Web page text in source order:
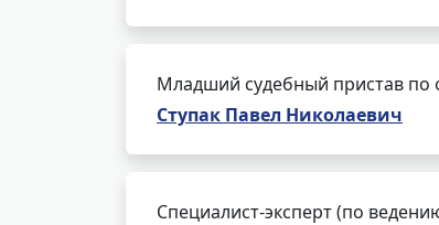
Младший судебный пристав по
Ступак Павел Николаевич
Специалист-эксперт (по